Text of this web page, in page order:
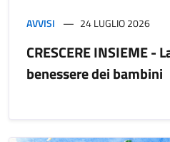
AVVISI 24 LUGLIO 2026
CRESCERE INSIEME -
benessere dei bambini